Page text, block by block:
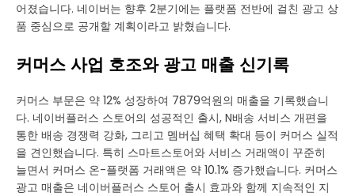
어졌습니다. 네이버는 향후 2분기에는 플랫폼 전반에 걸친 광고 상
품 중심으로 공개할 계획이라고 밝혔습니다.
커머스 사업 호조와 광고 매출 신기록
커머스 부문은 약 12% 성장하여 7879억원의 매출을 기록했습니
다. 네이버플러스 스토어의 성공적인 출시, N배송 서비스 개편을
통한 배송 경쟁력 강화, 그리고 멤버십 혜택 확대 등이 커머스 실적
을 견인했습니다. 특히 스마트스토어와 서비스 거래액이 꾸준히
늘면서 커머스 온-플랫폼 거래액은 약 10.1% 증가했습니다. 커머스
광고 매출은 네이버플러스 스토어 출시 효과와 함께 지속적인 지